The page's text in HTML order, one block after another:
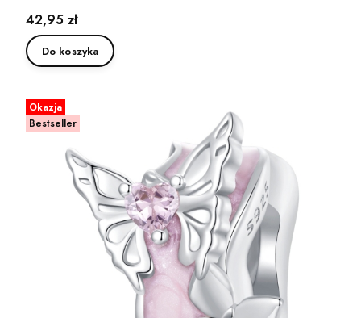
Cena
42,95 zł
Do koszyka
Okazja
Bestseller